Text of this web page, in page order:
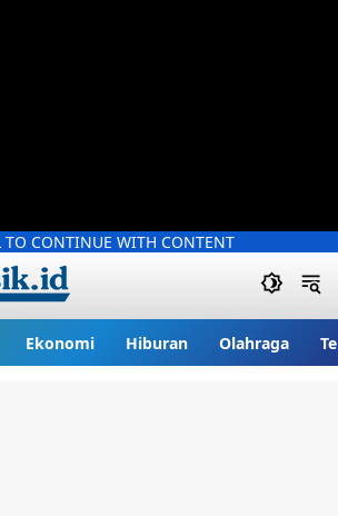
TO CONTINUE WITH CONTENT
Ekonomi Hiburan Olahraga